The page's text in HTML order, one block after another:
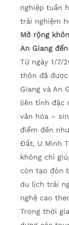
nghiệp tuần
trải nghiệm
Mở rộng
An Giang
Từ ngày 1/7/
thôn đã
Giang và An
liên tỉnh đặc
văn hóa –
điểm đến
Đất, U Minh
không chỉ
còn tạo đòn
du lịch trải
nghệ cao
Trong thời